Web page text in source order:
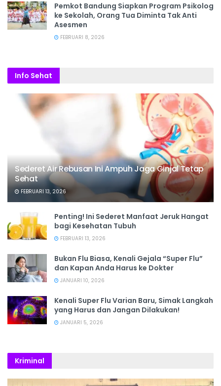
Pemkot Bandung Siapkan Program Psikolog
ke Sekolah, Orang Tua Diminta Tak Anti
Asesmen
FEBRUARI 8, 2026
Info Sehat
Sederet Air Rebusan Ini Ampuh Jaga Ginjal Tetap
Sehat
FEBRUARI 13, 2026
Penting! Ini Sederet Manfaat Jeruk Hangat
bagi Kesehatan Tubuh
FEBRUARI 13, 2026
Bukan Flu Biasa, Kenali Gejala “Super Flu”
dan Kapan Anda Harus ke Dokter
JANUARI 10, 2026
Kenali Super Flu Varian Baru, Simak Langkah
yang Harus dan Jangan Dilakukan!
JANUARI 5, 2026
Kriminal